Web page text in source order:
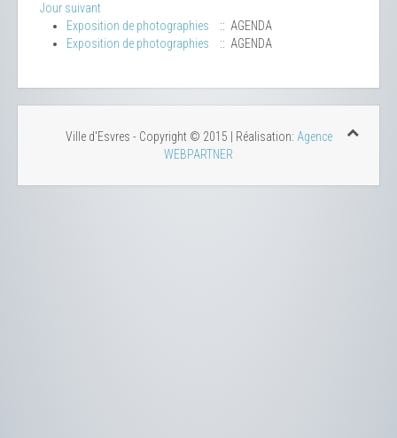
Jour suivant
Exposition de photographies
:: AGENDA
Exposition de photographies
:: AGENDA
Ville d'Esvres - Copyright © 2015 | Réalisation: Agence
WEBPARTNER